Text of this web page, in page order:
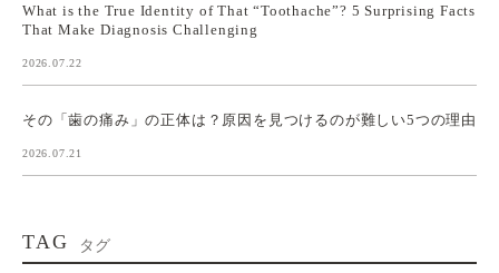
What is the True Identity of That “Toothache”? 5 Surprising Facts
That Make Diagnosis Challenging
2026.07.22
その「歯の痛み」の正体は？原因を見つけるのが難しい5つの理由
2026.07.21
TAG タグ